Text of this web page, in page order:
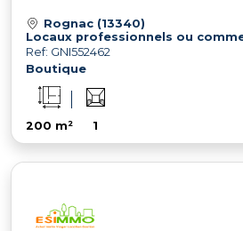
Rognac (13340)
Ref: GNI552462
Boutique
200 m² 1